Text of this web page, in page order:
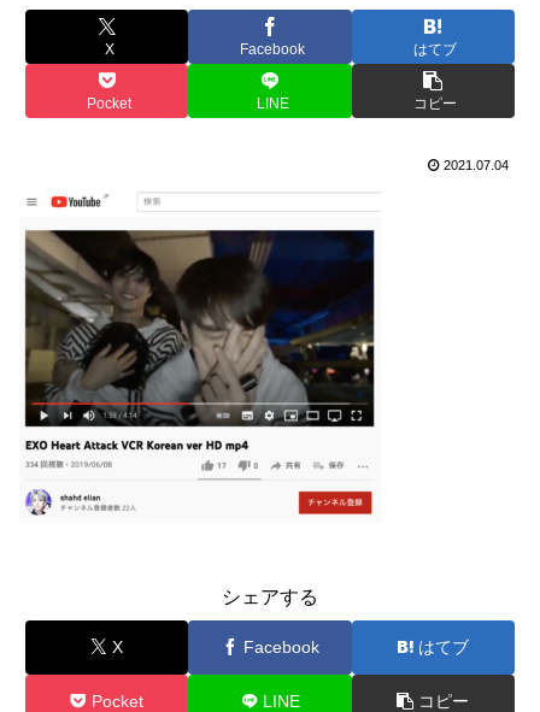
X Facebook はてブ
Pocket LINE コピー
2021.07.04
シェアする
X Facebook はてブ
Pocket LINE コピー